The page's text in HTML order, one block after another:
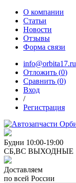
О компании
Статьи
Новости
Отзывы
Форма связи
info@orbita17.ru
Отложить (0)
Сравнить (0)
Вход
/
Регистрация
Будни 10:00-19:00
СБ,ВС ВЫХОДНЫЕ
Доставляем
по всей России